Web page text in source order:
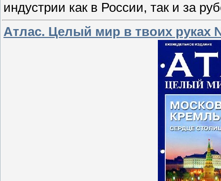
индустрии как в России, так и за
Атлас. Целый мир в твоих руках